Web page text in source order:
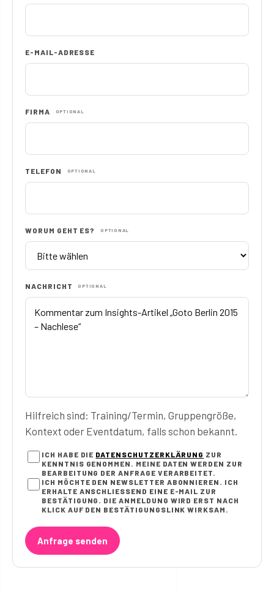
E-MAIL-ADRESSE
FIRMA OPTIONAL
TELEFON OPTIONAL
WORUM GEHT ES? OPTIONAL
NACHRICHT OPTIONAL
Hilfreich sind: Training/Termin, Gruppengröße,
Kontext oder Eventdatum, falls schon bekannt.
ICH HABE DIE DATENSCHUTZERKLÄRUNG ZUR
KENNTNIS GENOMMEN. MEINE DATEN WERDEN ZUR
BEARBEITUNG DER ANFRAGE VERARBEITET.
ICH MÖCHTE DEN NEWSLETTER ABONNIEREN. ICH
ERHALTE ANSCHLIESSEND EINE E-MAIL ZUR B
ESTÄTIGUNG. DIE ANMELDUNG WIRD ERST NACH K
LICK AUF DEN BESTÄTIGUNGSLINK WIRKSAM.
Anfrage senden